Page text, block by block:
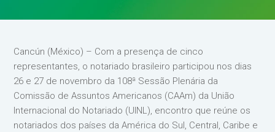
Cancún (México) – Com a presença de cinco
representantes, o notariado brasileiro participou nos dias
26 e 27 de novembro da 108ª Sessão Plenária da
Comissão de Assuntos Americanos (CAAm) da União
Internacional do Notariado (UINL), encontro que reúne os
notariados dos países da América do Sul, Central, Caribe e